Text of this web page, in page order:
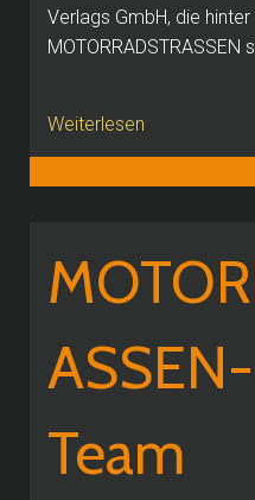
Verlags GmbH, die
MOTORRADSTRASSEN
Weiterlesen
Team